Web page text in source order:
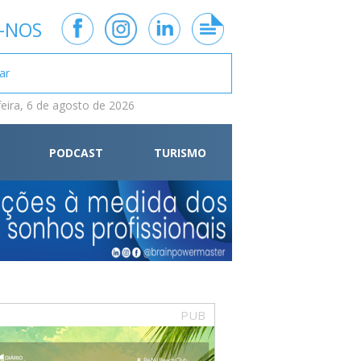
6 de agosto de 2026
PODCAST TURISMO
PUB